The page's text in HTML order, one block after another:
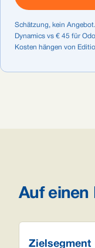
Schätzung, kein
Dynamics vs € 45 für
Kosten hängen von
Auf einen
Zielsegment